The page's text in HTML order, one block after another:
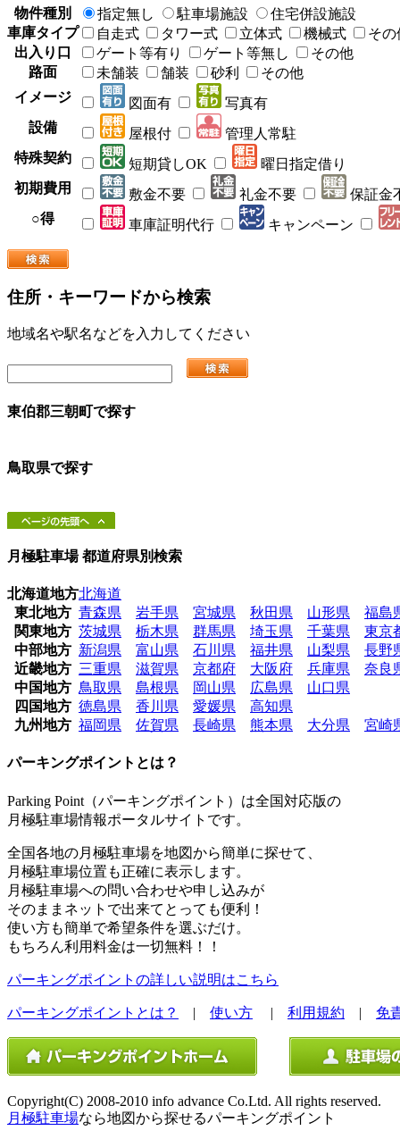
物件種別 指定無し 駐車場施設
住宅併設施設
車庫タイプ
自走式 タワー式 立体式 機械式
その
出入り口
ゲート等有り ゲート等無し
その他
路面
未舗装 舗装 砂利
その他
イメージ
図面有
写真有
設備
屋根付
管理人常駐
特殊契約
短期貸しOK
曜日指定借り
初期費用
敷金不要 礼金不要 保証金
○得
車庫証明代行 キャンペーン
住所・キーワードから検索
地域名や駅名などを入力してください
東伯郡三朝町で探す
鳥取県で探す
月極駐車場 都道府県別検索
北海道地方北海道
東北地方 青森県 岩手県 宮城県 秋田県 山形県
福島
関東地方 茨城県 栃木県 群馬県 埼玉県 千葉県 東京
中部地方 新潟県 富山県 石川県 福井県 山梨県 長野
近畿地方 三重県 滋賀県 京都府 大阪府 兵庫県 奈良
中国地方 鳥取県 島根県 岡山県 広島県
山口県
四国地方 徳島県 香川県 愛媛県
高知県
九州地方 福岡県 佐賀県 長崎県 熊本県 大分県 宮崎
パーキングポイントとは？
Parking Point（パーキングポイント）は全国対応版の
月極駐車場情報ポータルサイトです。
全国各地の月極駐車場を地図から簡単に探せて、
月極駐車場位置も正確に表示します。
月極駐車場への問い合わせや申し込みが
そのままネットで出来てとっても便利！
使い方も簡単で希望条件を選ぶだけ。
もちろん利用料金は一切無料！！
パーキングポイントの詳しい説明はこちら
パーキングポイントとは？ | 使い方 | 利用規約 | 免
Copyright(C) 2008-2010 info advance Co.Ltd. All rights reserved.
月極駐車場なら地図から探せるパーキングポイント